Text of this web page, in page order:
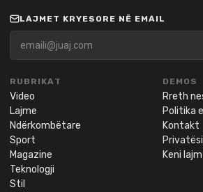
LAJMET KRYESORE NË EMAIL
RUBRIKAT
Video
Lajme
Ndërkombëtare
Sport
Magazine
Teknologji
Stil
DEMOS
Rreth
Politika
Kontakt
Keni